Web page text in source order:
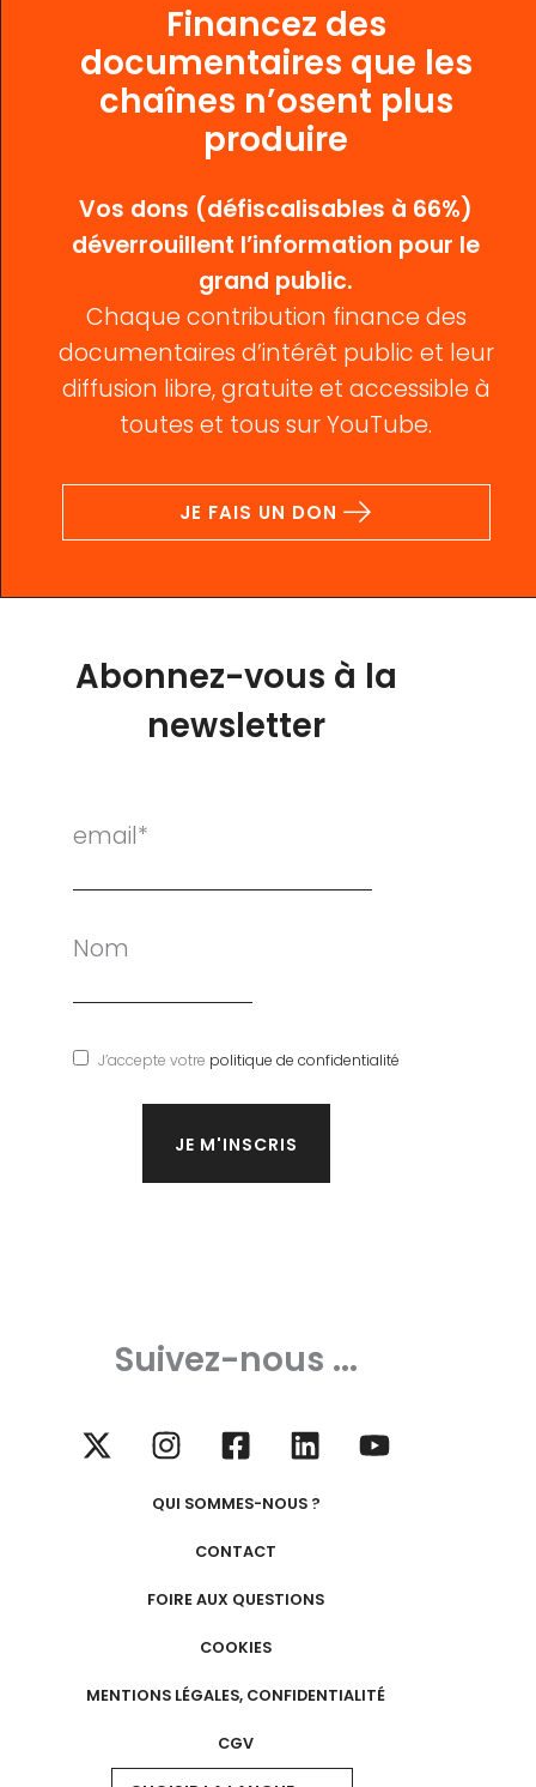
Financez des
documentaires que les
chaînes n’osent plus
produire
Vos dons (défiscalisables à 66%)
déverrouillent l’information pour le
grand public.
Chaque contribution finance des
documentaires d’intérêt public et leur
diffusion libre, gratuite et accessible à
toutes et tous sur YouTube.
JE FAIS UN DON
Abonnez-vous à la
newsletter
email*
Nom
J’accepte votre politique de confidentialité
Suivez-nous ...
QUI SOMMES-NOUS ?
CONTACT
FOIRE AUX QUESTIONS
COOKIES
MENTIONS LÉGALES, CONFIDENTIALITÉ
CGV